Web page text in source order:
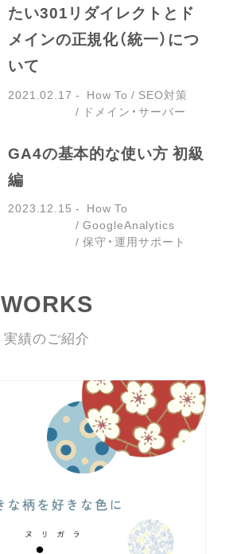
たい301リダイレクトとド
メインの正規化（統一）につ
いて
2021.02.17 How To
SEO対策
ドメイン・サーバー
GA4の基本的な使い方 初級
編
2023.12.15
How To
GoogleAnalytics
保守・運用サポート
WORKS
実績のご紹介